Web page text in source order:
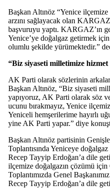
Başkan Altınöz “Yenice ilçemize
arzını sağlayacak olan
başvuruyu yaptı. KARGAZ’ın
Yenice’ye doğalgaz getirmek
olumlu şekilde yürümektedir.”
“Biz siyaseti milletimize
AK Parti olarak sözlerinin
Başkan Altınöz, “Biz siyaseti
yapıyoruz, AK Parti olarak söz
ucunu bırakmayız, Yenice
Yeniceli hemşerilerime hayırlı
yine AK Parti yapar.” diye
Başkan Altınöz partisinin
Toplantısında Yeniceye
Recep Tayyip Erdoğan’a dile
ilçemize doğalgazın çözümü
Toplantımızda Genel
Recep Tayyip Erdoğan’a dile